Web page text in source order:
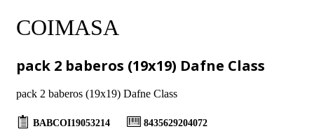
COIMASA
pack 2 baberos (19x19) Dafne Class
pack 2 baberos (19x19) Dafne Class
BABCOI19053214 8435629204072